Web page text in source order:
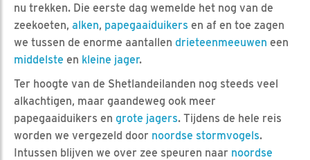
nu trekken. Die eerste dag wemelde het nog van de
zeekoeten, alken, papegaaiduikers en af en toe zagen
we tussen de enorme aantallen drieteenmeeuwen een
middelste en kleine jager.
Ter hoogte van de Shetlandeilanden nog steeds veel
alkachtigen, maar gaandeweg ook meer
papegaaiduikers en grote jagers. Tijdens de hele reis
worden we vergezeld door noordse stormvogels.
Intussen blijven we over zee speuren naar noordse